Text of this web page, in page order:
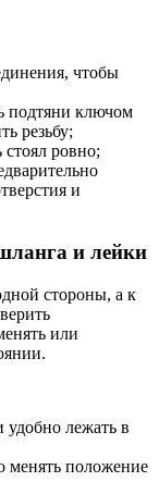
чтобы
подтяни ключом
резьбу;
ровно;
и
и лейки
стороны, а к
или
лежать в
менять положение